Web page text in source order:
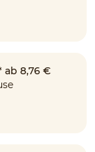
ab 8,76 €